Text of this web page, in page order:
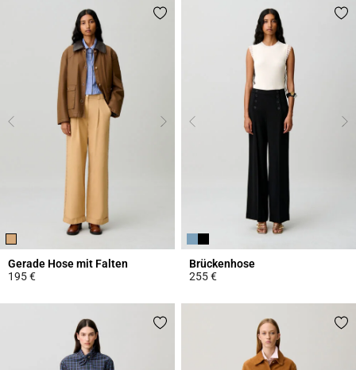
Gerade Hose mit Falten
195 €
Brückenhose
255 €